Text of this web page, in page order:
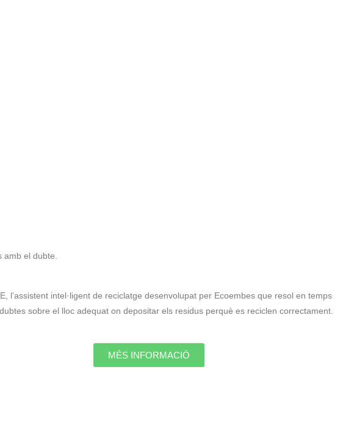
amb el dubte.
l’assistent intel·ligent de reciclatge desenvolupat per Ecoembes que resol en temps
sobre el lloc adequat on depositar els residus perquè es reciclen correctament.
MÉS INFORMACIÓ